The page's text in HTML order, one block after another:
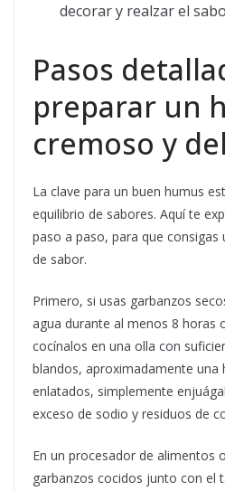
decorar y realzar el
Pasos
preparar un
cremoso y
La clave para un buen humus
equilibrio de sabores. Aquí te
paso a paso, para que consigas
de sabor.
Primero, si usas garbanzos
agua durante al menos 8 horas
cocínalos en una olla con
blandos, aproximadamente una
enlatados, simplemente
exceso de sodio y residuos de
En un procesador de alimentos
garbanzos cocidos junto con el